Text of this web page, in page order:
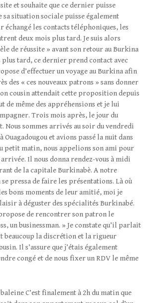
et souhaite que ce dernier puisse
situation sociale puisse également
échangé les contacts téléphoniques, les
deux mois plus tard. Je suis alors
de réussite » avant son retour au Burkina
plus tard, ce dernier prend contact avec
d’effectuer un voyage au Burkina afin
des « ces nouveaux patrons » sans donner
cousin attendait cette proposition depuis
de même des appréhensions et je lui
Trois mois après, le jour du
Nous sommes arrivés au soir du vendredi
Ouagadougou et avions passé la nuit dans
petit matin, nous appelions son ami pour
Il nous donna rendez-vous à midi
de la capitale Burkinabè. A notre
pressa de faire les présentations. Là où
bons moments de leur amitié, moi je
à déguster des spécialités Burkinabé.
de rencontrer son patron le
un businessman. » Je constate qu’il parlait
beaucoup la discrétion et la rigueur
Il s’assure que j’étais également
congé et de nous fixer un RDV le même
C’est finalement à 2h du matin que